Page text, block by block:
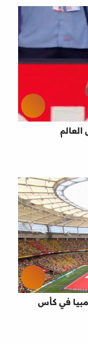
في كأس